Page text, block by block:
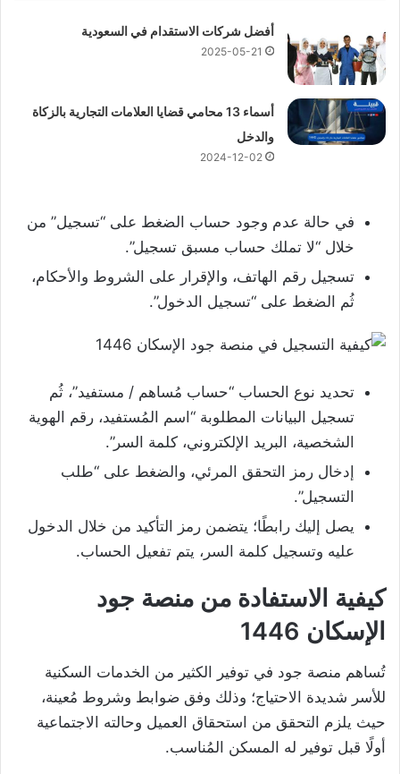
أفضل شركات الاستقدام في السعودية
2025-05-21
أسماء 13 محامي قضايا العلامات التجارية بالزكاة
والدخل
2024-12-02
في حالة عدم وجود حساب الضغط على “تسجيل” من
خلال “لا تملك حساب مسبق تسجيل”.
تسجيل رقم الهاتف، والإقرار على الشروط والأحكام،
ثُم الضغط على “تسجيل الدخول”.
تحديد نوع الحساب “حساب مُساهم / مستفيد”، ثُم
تسجيل البيانات المطلوبة “اسم المُستفيد، رقم الهوية
الشخصية، البريد الإلكتروني، كلمة السر”.
إدخال رمز التحقق المرئي، والضغط على “طلب
التسجيل”.
يصل إليك رابطًا؛ يتضمن رمز التأكيد من خلال الدخول
عليه وتسجيل كلمة السر، يتم تفعيل الحساب.
كيفية الاستفادة من منصة جود
الإسكان 1446
تُساهم منصة جود في توفير الكثير من الخدمات السكنية
للأسر شديدة الاحتياج؛ وذلك وفق ضوابط وشروط مُعينة،
حيث يلزم التحقق من استحقاق العميل وحالته الاجتماعية
أولًا قبل توفير له المسكن المُناسب.